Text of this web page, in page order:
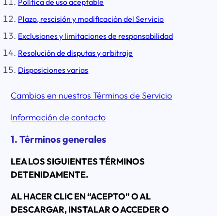
Política de uso aceptable
Plazo, rescisión y modificación del Servicio
Exclusiones y limitaciones de responsabilidad
Resolución de disputas y arbitraje
Disposiciones varias
Cambios en nuestros Términos de Servicio
Información de contacto
1. Términos generales
LEA LOS SIGUIENTES TÉRMINOS
DETENIDAMENTE.
AL HACER CLIC EN “ACEPTO” O AL
DESCARGAR, INSTALAR O ACCEDER O